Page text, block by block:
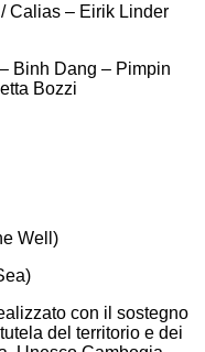
Calias – Eirik Linder
Binh Dang – Pimpin
Bozzi
Well)
con il sostegno
del territorio e dei